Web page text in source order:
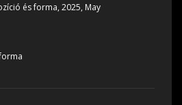
és forma, 2025, May